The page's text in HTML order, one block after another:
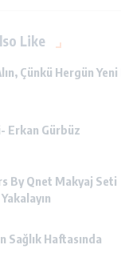
Like
Çünkü Hergün
Erkan Gürbüz
By Qnet Makyaj Seti
Sağlık Haftasında